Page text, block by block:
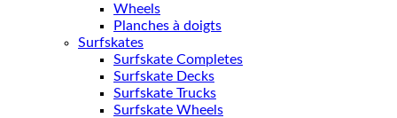
Wheels
Planches à doigts
Surfskates
Surfskate Completes
Surfskate Decks
Surfskate Trucks
Surfskate Wheels